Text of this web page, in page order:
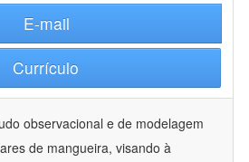
E-mail
Currículo
observacional e de modelagem
de mangueira, visando à